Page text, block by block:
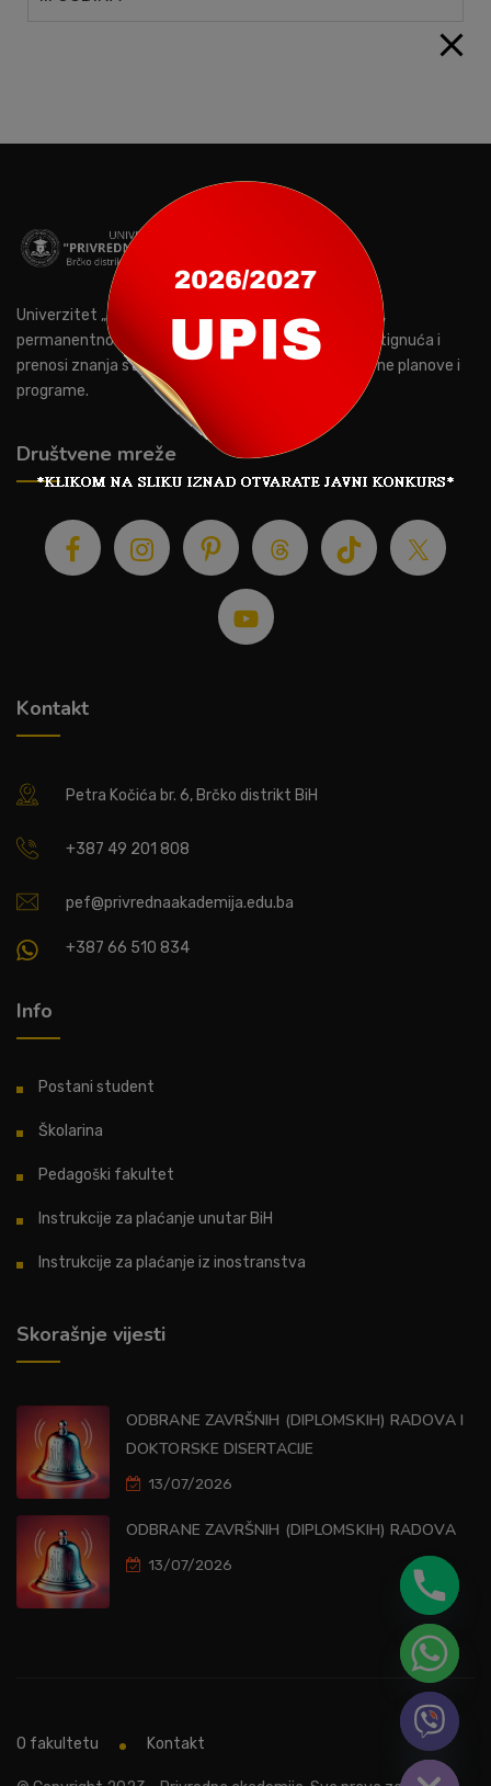
Univerzitet „Privredna akademija“ Brčko distrikt BiH,
permanentno prati savremene naučne tokove i dostignuća i
prenosi znanja studentima kroz savremene nastavne planove i
programe.
Društvene mreže
Kontakt
Petra Kočića br. 6, Brčko distrikt BiH
+387 49 201 808
pef@privrednaakademija.edu.ba
+387 66 510 834
Info
Postani student
Školarina
Pedagoški fakultet
Instrukcije za plaćanje unutar BiH
Instrukcije za plaćanje iz inostranstva
Skorašnje vijesti
ODBRANE ZAVRŠNIH (DIPLOMSKIH) RADOVA I
DOKTORSKE DISERTACIJE
13/07/2026
ODBRANE ZAVRŠNIH (DIPLOMSKIH) RADOVA
13/07/2026
O fakultetu Kontakt Hide chaty